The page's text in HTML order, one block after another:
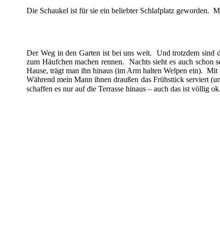
Die Schaukel ist für sie ein beliebter Schlafplatz geworden.
Der Weg in den Garten ist bei uns weit. Und trotzdem sind
zum Häufchen machen rennen. Nachts sieht es auch
Hause, trägt man ihn hinaus (im Arm halten Welpen ein).
Während mein Mann ihnen draußen das Frühstück serviert
schaffen es nur auf die Terrasse hinaus – auch das ist völlig